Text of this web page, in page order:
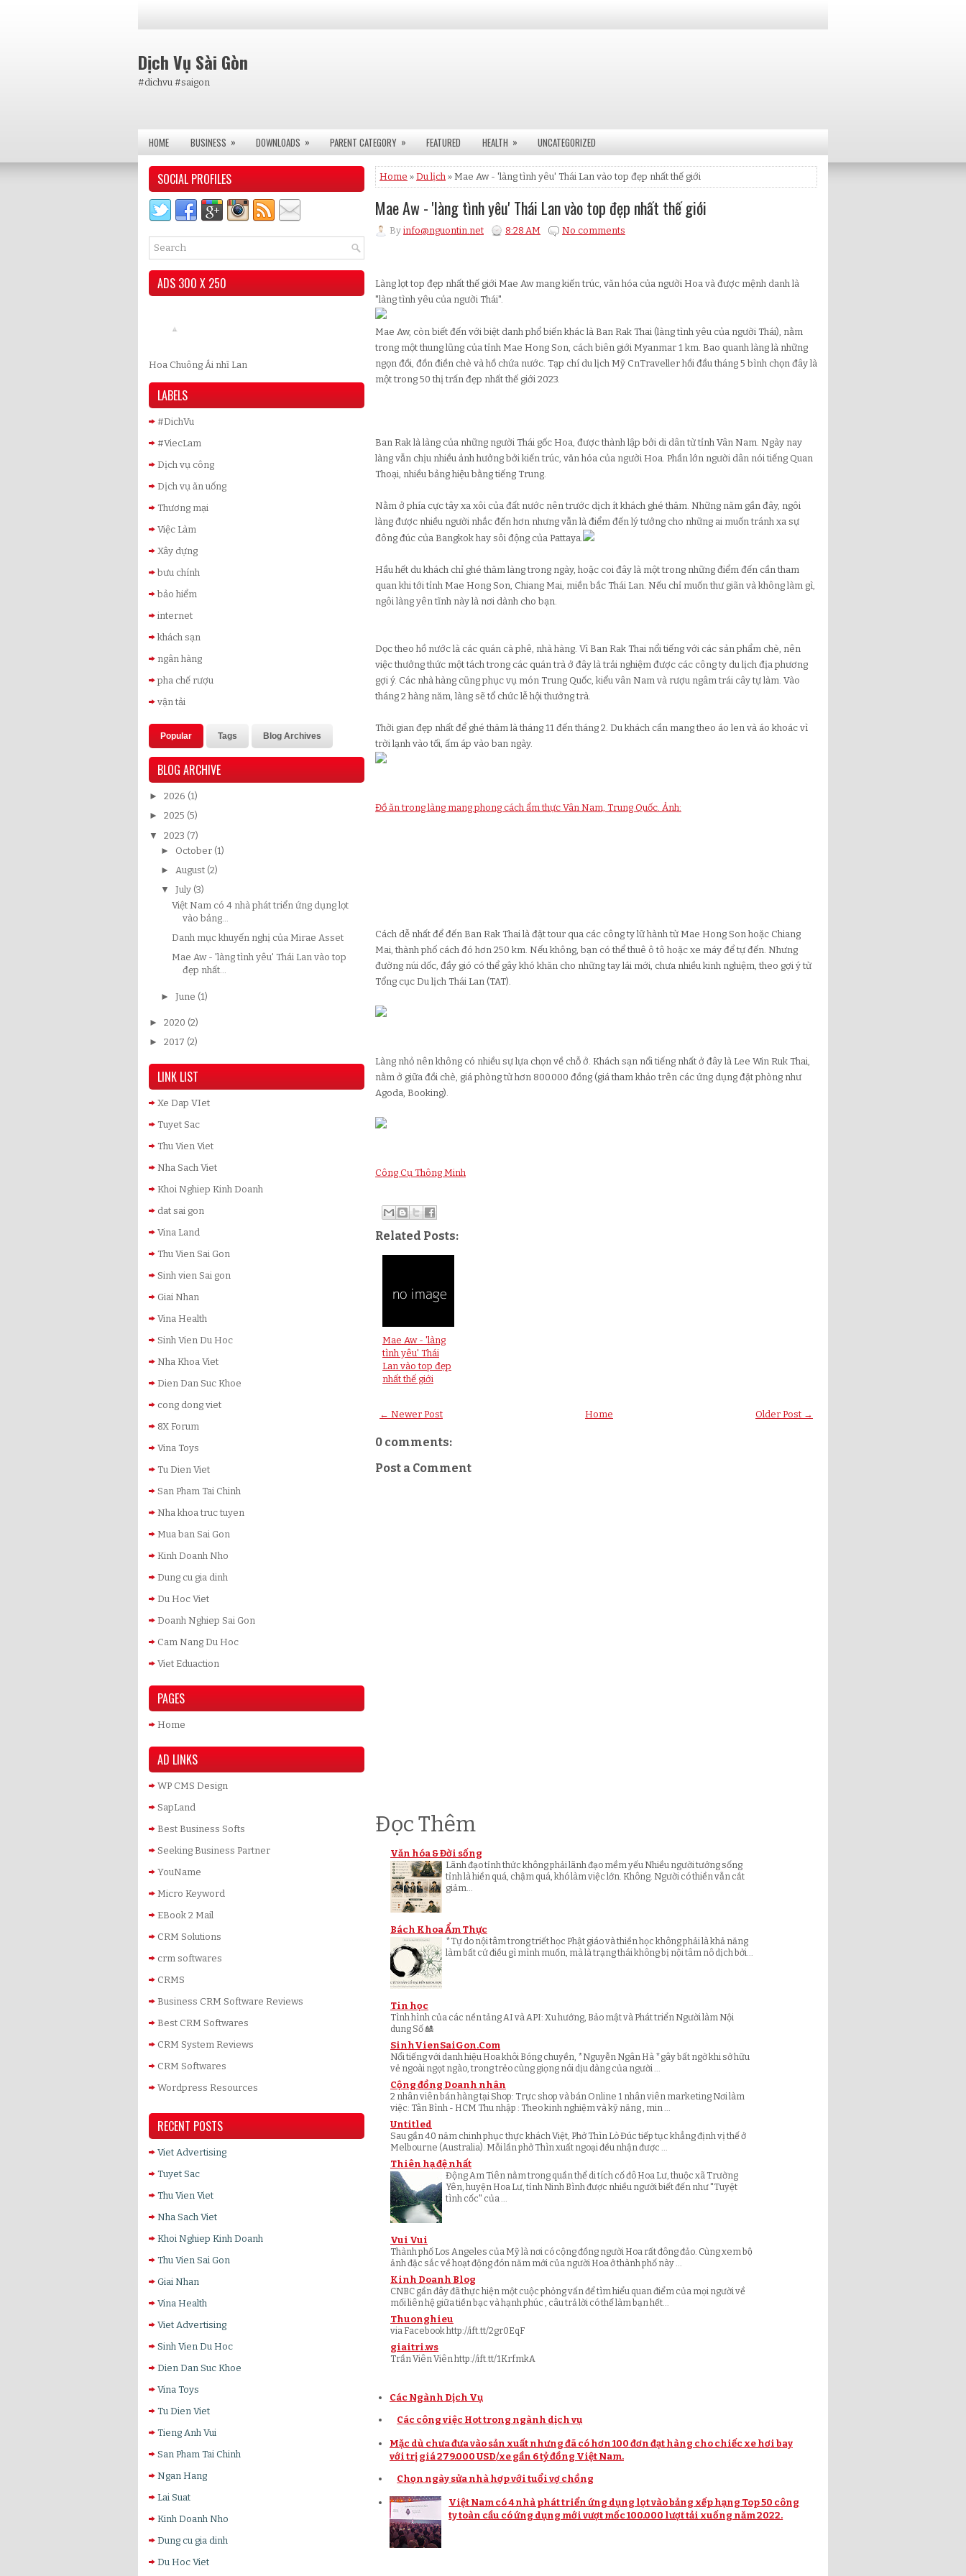
Dịch Vụ Sài Gòn
#dichvu #saigon
HOME BUSINESS » DOWNLOADS » PARENT CATEGORY » FEATURED HEALTH » UNCATEGORIZED
SOCIAL PROFILES
ADS 300 X 250
Hoa Chuông Ái nhĩ Lan
LABELS
#DichVu
#ViecLam
Dịch vụ công
Dịch vụ ăn uống
Thương mại
Việc Làm
Xây dựng
bưu chính
bảo hiểm
internet
khách sạn
ngân hàng
pha chế rượu
vận tải
Popular Tags Blog Archives
BLOG ARCHIVE
► 2026 (1)
► 2025 (5)
▼ 2023 (7)
► October (1)
► August (2)
▼ July (3)
Việt Nam có 4 nhà phát triển ứng dụng lọt
vào bảng...
Danh mục khuyến nghị của Mirae Asset
Mae Aw - 'làng tình yêu' Thái Lan vào top
đẹp nhất...
► June (1)
► 2020 (2)
► 2017 (2)
LINK LIST
Xe Dap VIet
Tuyet Sac
Thu Vien Viet
Nha Sach Viet
Khoi Nghiep Kinh Doanh
dat sai gon
Vina Land
Thu Vien Sai Gon
Sinh vien Sai gon
Giai Nhan
Vina Health
Sinh Vien Du Hoc
Nha Khoa Viet
Dien Dan Suc Khoe
cong dong viet
8X Forum
Vina Toys
Tu Dien Viet
San Pham Tai Chinh
Nha khoa truc tuyen
Mua ban Sai Gon
Kinh Doanh Nho
Dung cu gia dinh
Du Hoc Viet
Doanh Nghiep Sai Gon
Cam Nang Du Hoc
Viet Eduaction
PAGES
Home
AD LINKS
WP CMS Design
SapLand
Best Business Softs
Seeking Business Partner
YouName
Micro Keyword
EBook 2 Mail
CRM Solutions
crm softwares
CRMS
Business CRM Software Reviews
Best CRM Softwares
CRM System Reviews
CRM Softwares
Wordpress Resources
RECENT POSTS
Viet Advertising
Tuyet Sac
Thu Vien Viet
Nha Sach Viet
Khoi Nghiep Kinh Doanh
Thu Vien Sai Gon
Giai Nhan
Vina Health
Viet Advertising
Sinh Vien Du Hoc
Dien Dan Suc Khoe
Vina Toys
Tu Dien Viet
Tieng Anh Vui
San Pham Tai Chinh
Ngan Hang
Lai Suat
Kinh Doanh Nho
Dung cu gia dinh
Du Hoc Viet
Home » Du lịch » Mae Aw - 'làng tình yêu' Thái Lan vào top đẹp nhất thế giới
Mae Aw - 'làng tình yêu' Thái Lan vào top đẹp nhất thế giới
By info@nguontin.net 8:28 AM No comments
Làng lọt top đẹp nhất thế giới Mae Aw mang kiến trúc, văn hóa của người Hoa và được mệnh danh là
"làng tình yêu của người Thái".
Mae Aw, còn biết đến với biệt danh phổ biến khác là Ban Rak Thai (làng tình yêu của người Thái), nằm
trong một thung lũng của tỉnh Mae Hong Son, cách biên giới Myanmar 1 km. Bao quanh làng là những
ngọn đồi, đồn điền chè và hồ chứa nước. Tạp chí du lịch Mỹ CnTraveller hồi đầu tháng 5 bình chọn đây là
một trong 50 thị trấn đẹp nhất thế giới 2023.
Ban Rak là làng của những người Thái gốc Hoa, được thành lập bởi di dân từ tỉnh Vân Nam. Ngày nay
làng vẫn chịu nhiều ảnh hưởng bởi kiến trúc, văn hóa của người Hoa. Phần lớn người dân nói tiếng Quan
Thoại, nhiều bảng hiệu bằng tiếng Trung.
Nằm ở phía cực tây xa xôi của đất nước nên trước dịch ít khách ghé thăm. Những năm gần đây, ngôi
làng được nhiều người nhắc đến hơn nhưng vẫn là điểm đến lý tưởng cho những ai muốn tránh xa sự
đông đúc của Bangkok hay sôi động của Pattaya.
Hầu hết du khách chỉ ghé thăm làng trong ngày, hoặc coi đây là một trong những điểm đến cần tham
quan khi tới tỉnh Mae Hong Son, Chiang Mai, miền bắc Thái Lan. Nếu chỉ muốn thư giãn và không làm gì,
ngôi làng yên tĩnh này là nơi dành cho bạn.
Dọc theo hồ nước là các quán cà phê, nhà hàng. Vì Ban Rak Thai nổi tiếng với các sản phẩm chè, nên
việc thưởng thức một tách trong các quán trà ở đây là trải nghiệm được các công ty du lịch địa phương
gợi ý. Các nhà hàng cũng phục vụ món Trung Quốc, kiểu vân Nam và rượu ngâm trái cây tự làm. Vào
tháng 2 hàng năm, làng sẽ tổ chức lễ hội thưởng trà.
Thời gian đẹp nhất để ghé thăm là tháng 11 đến tháng 2. Du khách cần mang theo áo len và áo khoác vì
trời lạnh vào tối, ấm áp vào ban ngày.
Đồ ăn trong làng mang phong cách ẩm thực Vân Nam, Trung Quốc. Ảnh:
Cách dễ nhất để đến Ban Rak Thai là đặt tour qua các công ty lữ hành từ Mae Hong Son hoặc Chiang
Mai, thành phố cách đó hơn 250 km. Nếu không, bạn có thể thuê ô tô hoặc xe máy để tự đến. Nhưng
đường núi dốc, đầy gió có thể gây khó khăn cho những tay lái mới, chưa nhiều kinh nghiệm, theo gợi ý từ
Tổng cục Du lịch Thái Lan (TAT).
Làng nhỏ nên không có nhiều sự lựa chọn về chỗ ở. Khách sạn nổi tiếng nhất ở đây là Lee Win Ruk Thai,
nằm ở giữa đồi chè, giá phòng từ hơn 800.000 đồng (giá tham khảo trên các ứng dụng đặt phòng như
Agoda, Booking).
Công Cụ Thông Minh
Related Posts:
Mae Aw - 'làng
tình yêu' Thái
Lan vào top đẹp
nhất thế giới
← Newer Post Older Post →
Home
0 comments:
Post a Comment
Đọc Thêm
Văn hóa & Đời sống
Lãnh đạo tỉnh thức không phải lãnh đạo mềm yếu Nhiều người tưởng sống
tỉnh là hiền quá, chậm quá, khó làm việc lớn. Không. Người có thiền vẫn cắt
giảm...
Bách Khoa Ẩm Thực
*Tự do nội tâm trong triết học Phật giáo và thiền học không phải là khả năng
làm bất cứ điều gì mình muốn, mà là trạng thái không bị nội tâm nô dịch bởi...
Tin học
Tình hình của các nền tảng AI và API: Xu hướng, Bảo mật và Phát triển Người làm Nội
dung Số 🎎
SinhVienSaiGon.Com
Nổi tiếng với danh hiệu Hoa khôi Bóng chuyền, *Nguyễn Ngân Hà *gây bất ngờ khi sở hữu
vẻ ngoài ngọt ngào, trong trẻo cùng giọng nói dịu dàng của người ...
Cộng đồng Doanh nhân
2 nhân viên bán hàng tại Shop: Trực shop và bán Online 1 nhân viên marketing Nơi làm
việc: Tân Bình - HCM Thu nhập : Theo kinh nghiệm và kỹ năng , min ...
Untitled
Sau gần 40 năm chinh phục thực khách Việt, Phở Thìn Lò Đúc tiếp tục khẳng định vị thế ở
Melbourne (Australia). Mỗi lần phở Thìn xuất ngoại đều nhận được ...
Thiên hạ đệ nhất
Động Am Tiên nằm trong quần thể di tích cố đô Hoa Lư, thuộc xã Trường
Yên, huyện Hoa Lư, tỉnh Ninh Bình được nhiều người biết đến như "Tuyệt
tình cốc" của ...
Vui Vui
Thành phố Los Angeles của Mỹ là nơi có cộng đồng người Hoa rất đông đảo. Cùng xem bộ
ảnh đặc sắc về hoạt động đón năm mới của người Hoa ở thành phố này ...
Kinh Doanh Blog
CNBC gần đây đã thực hiện một cuộc phỏng vấn để tìm hiểu quan điểm của mọi người về
mối liên hệ giữa tiền bạc và hạnh phúc , câu trả lời có thể làm bạn hết...
Thuonghieu
via Facebook http://ift.tt/2gr0EqF
giaitri.ws
Trần Viên Viên http://ift.tt/1KrfmkA
Các Ngành Dịch Vụ
Các công việc Hot trong ngành dịch vụ
Mặc dù chưa đưa vào sản xuất nhưng đã có hơn 100 đơn đạt hàng cho chiếc xe hơi bay
với trị giá 279.000 USD/xe gần 6 tỷ đồng Việt Nam.
Chọn ngày sửa nhà hợp với tuổi vợ chồng
Việt Nam có 4 nhà phát triển ứng dụng lọt vào bảng xếp hạng Top 50 công
ty toàn cầu có ứng dụng mới vượt mốc 100.000 lượt tải xuống năm 2022.